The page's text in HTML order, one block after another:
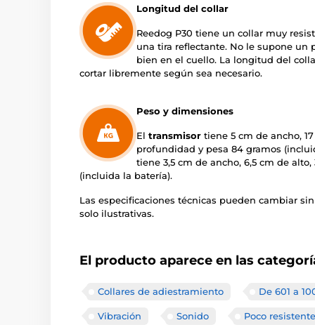
Longitud del collar
Reedog P30 tiene un collar muy
una tira reflectante. No le supone un
bien en el cuello. La longitud del
cortar libremente según sea necesario.
Peso y dimensiones
El transmisor tiene 5 cm de ancho,
profundidad y pesa 84 gramos
tiene 3,5 cm de ancho, 6,5 cm de
(incluida la batería).
Las especificaciones técnicas pueden cambiar
solo ilustrativas.
El producto aparece en las
Collares de adiestramiento De 601 a
Vibración Sonido Poco